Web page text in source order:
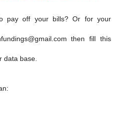
pay off your bills? Or for your
then fill this
data base.